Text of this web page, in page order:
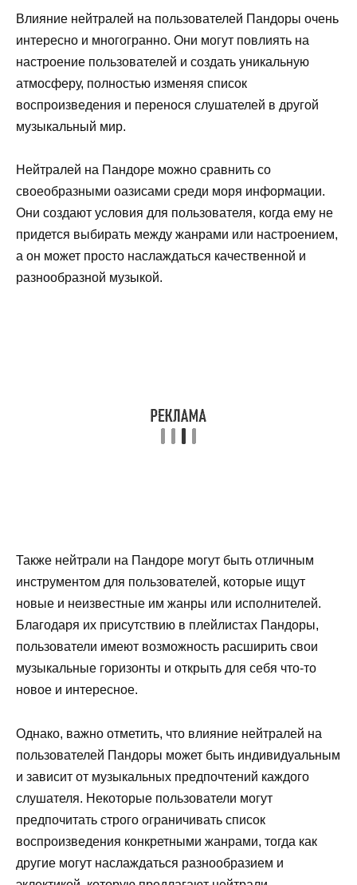
Влияние нейтралей на пользователей Пандоры очень
интересно и многогранно. Они могут повлиять на
настроение пользователей и создать уникальную
атмосферу, полностью изменяя список
воспроизведения и перенося слушателей в другой
музыкальный мир.
Нейтралей на Пандоре можно сравнить со
своеобразными оазисами среди моря информации.
Они создают условия для пользователя, когда ему не
придется выбирать между жанрами или настроением,
а он может просто наслаждаться качественной и
разнообразной музыкой.
Также нейтрали на Пандоре могут быть отличным
инструментом для пользователей, которые ищут
новые и неизвестные им жанры или исполнителей.
Благодаря их присутствию в плейлистах Пандоры,
пользователи имеют возможность расширить свои
музыкальные горизонты и открыть для себя что-то
новое и интересное.
Однако, важно отметить, что влияние нейтралей на
пользователей Пандоры может быть индивидуальным
и зависит от музыкальных предпочтений каждого
слушателя. Некоторые пользователи могут
предпочитать строго ограничивать список
воспроизведения конкретными жанрами, тогда как
другие могут наслаждаться разнообразием и